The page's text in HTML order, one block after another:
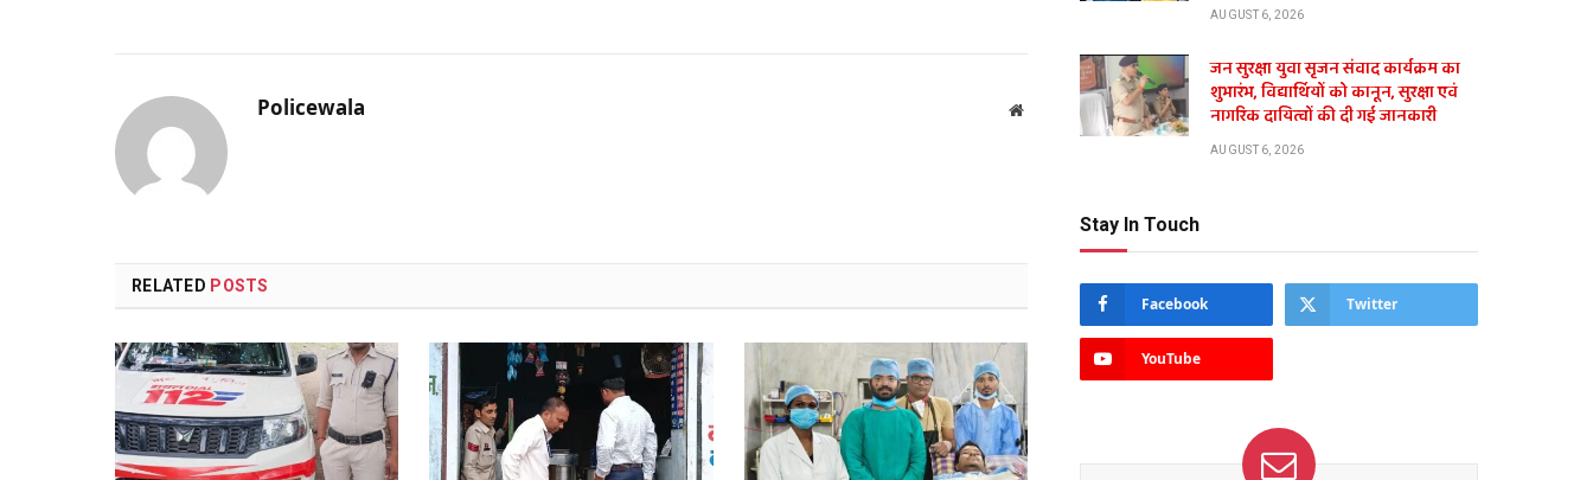
Policewala Website
RELATED POSTS
AUGUST 6, 2026
जन सुरक्षा युवा सृजन संवाद कार्यक्रम का
शुभारंभ, विद्यार्थियों को कानून, सुरक्षा एवं
नागरिक दायित्वों की दी गई जानकारी
AUGUST 6, 2026
Stay In Touch
Facebook Twitter
YouTube